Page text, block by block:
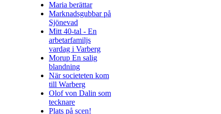
Maria berättar
Marknadsgubbar på
Sjönevad
Mitt 40-tal - En
arbetarfamiljs
vardag i Varberg
Morup En salig
blandning
När societeten kom
till Warberg
Olof von Dalin som
tecknare
Plats på scen!